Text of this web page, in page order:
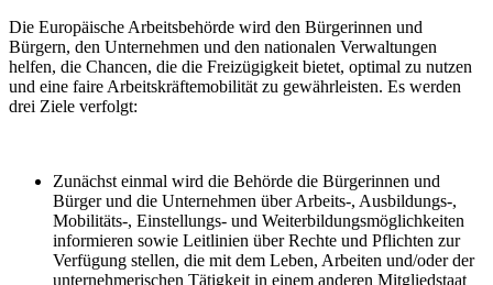
Die Europäische Arbeitsbehörde wird den Bürgerinnen und
Bürgern, den Unternehmen und den nationalen Verwaltungen
helfen, die Chancen, die die Freizügigkeit bietet, optimal zu nutzen
und eine faire Arbeitskräftemobilität zu gewährleisten. Es werden
drei Ziele verfolgt:
Zunächst einmal wird die Behörde die Bürgerinnen und
Bürger und die Unternehmen über Arbeits-, Ausbildungs-,
Mobilitäts-, Einstellungs- und Weiterbildungsmöglichkeiten
informieren sowie Leitlinien über Rechte und Pflichten zur
Verfügung stellen, die mit dem Leben, Arbeiten und/oder der
unternehmerischen Tätigkeit in einem anderen Mitgliedstaat